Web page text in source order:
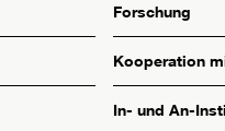
Forschung
Kooperation
In- und An-